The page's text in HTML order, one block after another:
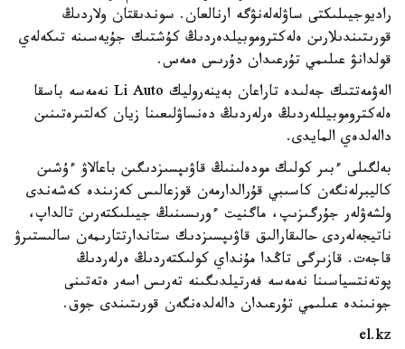
راديوجيىلىكتى ساۋلەلەنۋگە ارنالعان. سوندىقتان ولاردىڭ
قورىتىندىلارىن ەلەكتروموبيلدەردىڭ كۇشتىك جۇيەسىنە تىكەلەي
قولدانۋ عىلىمي تۇرعىدان دۇرىس ەمەس.
الەۋمەتتىك جەلىدە تاراعان بەينەروليك Li Auto نەمەسە باسقا
ەلەكتروموبيللەردىڭ ەرلەردىڭ دەنساۋلىعىنا زيان كەلتىرەتىنىن
دالەلدەي المايدى.
بەلگىلى ءبىر كولىك مودەلىنىڭ قاۋىپسىزدىگىن باعالاۋ ءۇشىن
كاليبرلەنگەن كاسىبي قۇرالدارمەن قوزعالىس كەزىندە كەشەندى
ولشەۋلەر جۇرگىزىپ، ماگنيت ءورىسىنىڭ جيىلىكتەرىن تالداپ،
ناتيجەلەردى حالىقارالىق قاۋىپسىزدىك ستاندارتتارىمەن سالىستىرۋ
قاجەت. قازىرگى تاڭدا مۇنداي كولىكتەردىڭ ەرلەردىڭ
پوتەنتسياسىنا نەمەسە فەرتيلدىگىنە تەرىس اسەر ەتەتىنى
جونىندە عىلىمي تۇرعىدان دالەلدەنگەن قورىتىندى جوق.
el.kz